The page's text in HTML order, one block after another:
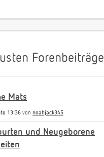
Forenbeiträge
Mats
13:36 von noahjack345
und Neugeborene